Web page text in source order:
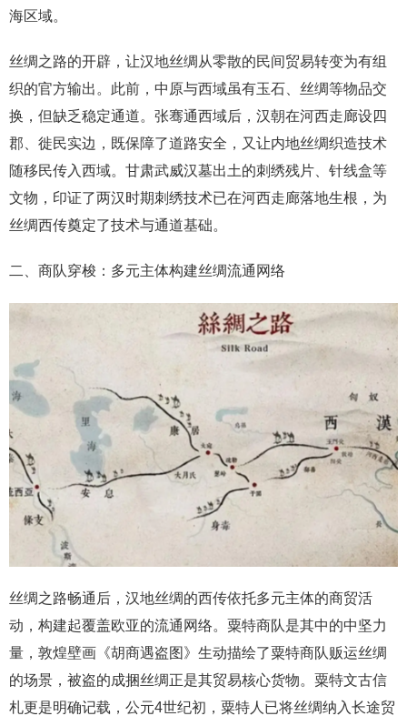
海区域。
丝绸之路的开辟，让汉地丝绸从零散的民间贸易转变为有组
织的官方输出。此前，中原与西域虽有玉石、丝绸等物品交
换，但缺乏稳定通道。张骞通西域后，汉朝在河西走廊设四
郡、徙民实边，既保障了道路安全，又让内地丝绸织造技术
随移民传入西域。甘肃武威汉墓出土的刺绣残片、针线盒等
文物，印证了两汉时期刺绣技术已在河西走廊落地生根，为
丝绸西传奠定了技术与通道基础。
二、商队穿梭：多元主体构建丝绸流通网络
丝绸之路畅通后，汉地丝绸的西传依托多元主体的商贸活
动，构建起覆盖欧亚的流通网络。粟特商队是其中的中坚力
量，敦煌壁画《胡商遇盗图》生动描绘了粟特商队贩运丝绸
的场景，被盗的成捆丝绸正是其贸易核心货物。粟特文古信
札更是明确记载，公元4世纪初，粟特人已将丝绸纳入长途贸